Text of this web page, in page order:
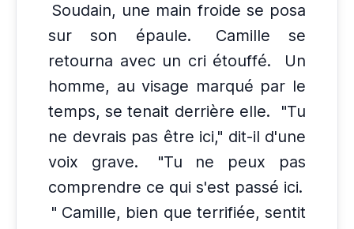
Soudain, une main froide se posa
sur son épaule.
Camille se
retourna avec un cri étouffé.
Un
homme, au visage marqué par le
temps, se tenait derrière elle.
"Tu
ne devrais pas être ici," dit-il d'une
voix grave.
"Tu ne peux pas
comprendre ce qui s'est passé ici.
" Camille, bien que terrifiée, sentit